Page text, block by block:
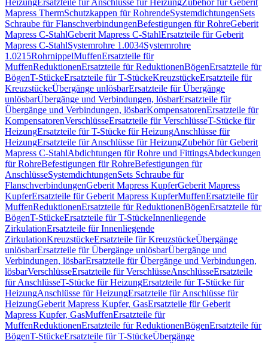
HeizungErsatzteile für Anschlüsse für HeizungZubehör für Geberit
Mapress ThermSchutzkappen für RohrendeSystemdichtungenSets
Schraube für FlanschverbindungenBefestigungen für RohreGeberit
Mapress C-StahlGeberit Mapress C-StahlErsatzteile für Geberit
Mapress C-StahlSystemrohre 1.0034Systemrohre
1.0215RohrnippelMuffenErsatzteile für
MuffenReduktionenErsatzteile für ReduktionenBögenErsatzteile für
BögenT-StückeErsatzteile für T-StückeKreuzstückeErsatzteile für
KreuzstückeÜbergänge unlösbarErsatzteile für Übergänge
unlösbarÜbergänge und Verbindungen, lösbarErsatzteile für
Übergänge und Verbindungen, lösbarKompensatorenErsatzteile für
KompensatorenVerschlüsseErsatzteile für VerschlüsseT-Stücke für
HeizungErsatzteile für T-Stücke für HeizungAnschlüsse für
HeizungErsatzteile für Anschlüsse für HeizungZubehör für Geberit
Mapress C-StahlAbdichtungen für Rohre und FittingsAbdeckungen
für RohreBefestigungen für RohreBefestigungen für
AnschlüsseSystemdichtungenSets Schraube für
FlanschverbindungenGeberit Mapress KupferGeberit Mapress
KupferErsatzteile für Geberit Mapress KupferMuffenErsatzteile für
MuffenReduktionenErsatzteile für ReduktionenBögenErsatzteile für
BögenT-StückeErsatzteile für T-StückeInnenliegende
ZirkulationErsatzteile für Innenliegende
ZirkulationKreuzstückeErsatzteile für KreuzstückeÜbergänge
unlösbarErsatzteile für Übergänge unlösbarÜbergänge und
Verbindungen, lösbarErsatzteile für Übergänge und Verbindungen,
lösbarVerschlüsseErsatzteile für VerschlüsseAnschlüsseErsatzteile
für AnschlüsseT-Stücke für HeizungErsatzteile für T-Stücke für
HeizungAnschlüsse für HeizungErsatzteile für Anschlüsse für
HeizungGeberit Mapress Kupfer, GasErsatzteile für Geberit
Mapress Kupfer, GasMuffenErsatzteile für
MuffenReduktionenErsatzteile für ReduktionenBögenErsatzteile für
BögenT-StückeErsatzteile für T-StückeÜbergänge